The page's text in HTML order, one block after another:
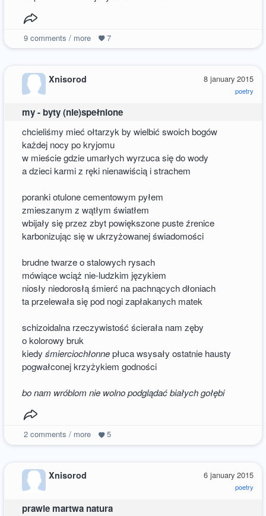
9comments / more 7
8 january 2015
poetry
Xnisorod
my - byty (nie)spełnione
chcieliśmy mieć ołtarzyk by wielbić swoich bogów
każdej nocy po kryjomu
w mieście gdzie umarłych wyrzuca się do wody
a dzieci karmi z ręki nienawiścią i strachem
poranki otulone cementowym pyłem
zmieszanym z wątłym światłem
wbijały się przez zbyt powiększone puste źrenice
karbonizując się w ukrzyżowanej świadomości
brudne twarze o stalowych rysach
mówiące wciąż nie-ludzkim językiem
niosły niedorosłą śmierć na pachnących dłoniach
ta przelewała się pod nogi zapłakanych matek
schizoidalna rzeczywistość ścierała nam zęby
o kolorowy bruk
kiedyśmierciochłonnepłuca wsysały ostatnie hausty
pogwałconej krzyżykiem godności
bo nam wróblom nie wolno podglądać białych gołębi
2comments / more 5
6 january 2015
poetry
Xnisorod
prawie martwa natura